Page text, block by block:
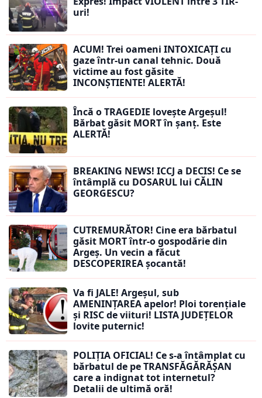
uri!
ACUM! Trei oameni INTOXICAȚI cu
gaze într-un canal tehnic. Două
victime au fost găsite
INCONȘTIENTE! ALERTĂ!
Încă o TRAGEDIE lovește Argeșul!
Bărbat găsit MORT în șanț. Este
ALERTĂ!
BREAKING NEWS! ICCJ a DECIS! Ce se
întâmplă cu DOSARUL lui CĂLIN
GEORGESCU?
CUTREMURĂTOR! Cine era bărbatul
găsit MORT într-o gospodărie din
Argeș. Un vecin a făcut
DESCOPERIREA șocantă!
Va fi JALE! Argeșul, sub
AMENINȚAREA apelor! Ploi torențiale
și RISC de viituri! LISTA JUDEȚELOR
lovite puternic!
POLIȚIA OFICIAL! Ce s-a întâmplat cu
bărbatul de pe TRANSFĂGĂRĂȘAN
care a indignat tot internetul?
Detalii de ultimă oră!